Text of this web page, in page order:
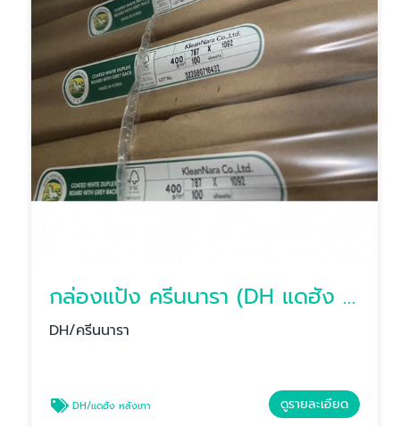
กล่องแป้ง ครีนนารา (DH แดฮัง หลังเทา)
DH/ครีนนารา
DH/แดฮัง หลังเทา ดูรายละเอียด